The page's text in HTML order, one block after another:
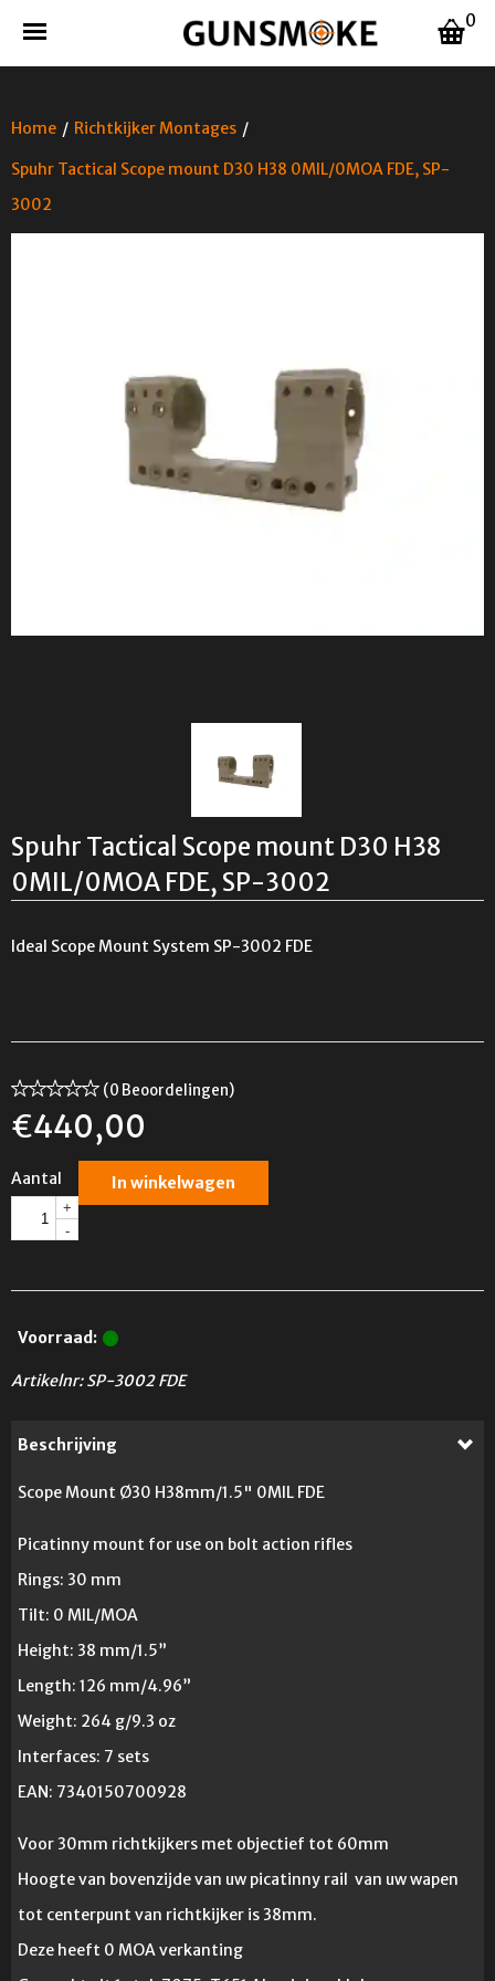
0
Home / Richtkijker Montages /
Spuhr Tactical Scope mount D30 H38 0MIL/0MOA FDE, SP-
3002
Spuhr Tactical Scope mount D30 H38
0MIL/0MOA FDE, SP-3002
Ideal Scope Mount System SP-3002 FDE
(0 Beoordelingen)
€440,00
Aantal
+
-
In winkelwagen
Voorraad:
Artikelnr: SP-3002 FDE
Beschrijving
Scope Mount Ø30 H38mm/1.5" 0MIL FDE
Picatinny mount for use on bolt action rifles
Rings: 30 mm
Tilt: 0 MIL/MOA
Height: 38 mm/1.5”
Length: 126 mm/4.96”
Weight: 264 g/9.3 oz
Interfaces: 7 sets
EAN: 7340150700928
Voor 30mm richtkijkers met objectief tot 60mm
Hoogte van bovenzijde van uw picatinny rail van uw wapen
tot centerpunt van richtkijker is 38mm.
Deze heeft 0 MOA verkanting